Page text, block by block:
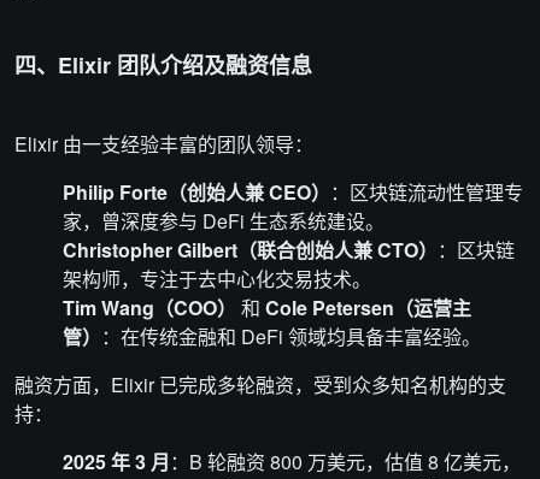
四、Elixir 团队介绍及融资信息
Elixir 由一支经验丰富的团队领导：
Philip Forte（创始人兼 CEO） ：区块链流动性管理专
家，曾深度参与 DeFi 生态系统建设。
Christopher Gilbert（联合创始人兼 CTO） ：区块链
架构师，专注于去中心化交易技术。
Tim Wang（COO）
和 Cole Petersen（运营主
管） ：在传统金融和 DeFi 领域均具备丰富经验。
融资方面，Elixir 已完成多轮融资，受到众多知名机构的支
持：
2025 年 3 月 ：B 轮融资 800 万美元，估值 8 亿美元，